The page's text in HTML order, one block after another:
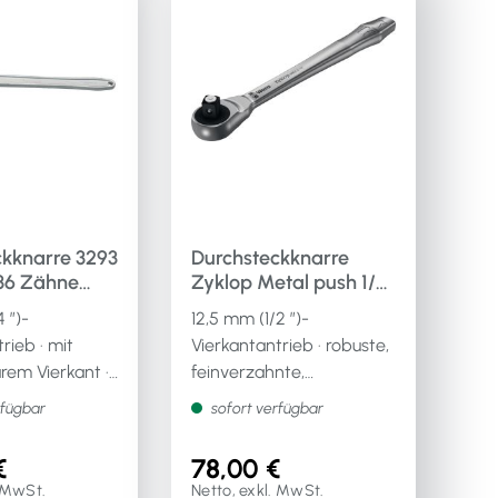
3293
mit
″)-
· mit
Vierkant ·
Einsätze
·
Durchsteckknarre
Zyklop Metal push 1/2
38 Zähne Länge 281
mm mit
unverlierbarem
Durchsteckvierkant
12,5 mm (1/2 ″)-
Vierkantantrieb · robuste,
feinverzahnte,
geschmiedete
Vollmetallknarre · aus
mit unverlierbarem
sofort verfügbar
78,00 €
Netto, exkl. MwSt.